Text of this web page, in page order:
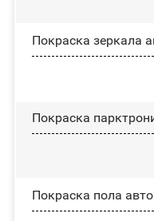
Покраска зеркала
Покраска
Покраска пола